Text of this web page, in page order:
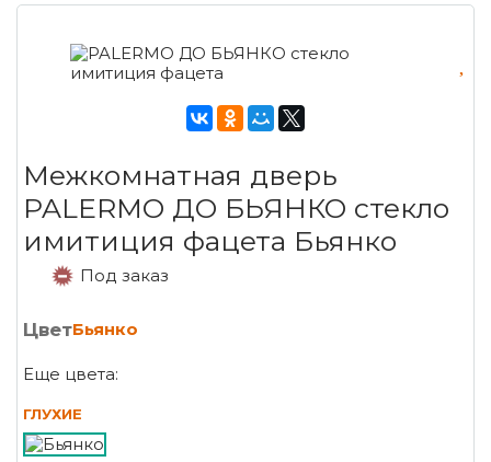
Межкомнатная дверь
PALERMO ДО БЬЯНКО стекло
имитиция фацета Бьянко
Под заказ
ЦветБьянко
Еще цвета:
ГЛУХИЕ